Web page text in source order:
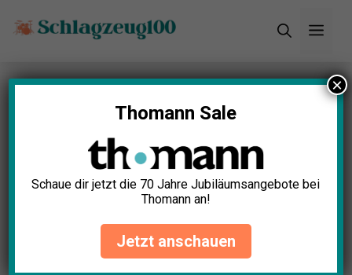
Inhalt
Startseite»Blog»Schlagzeug Rims Test: Die 5
besten (Bestenliste)
Schlagzeug Rims Test: Die 5
besten (Bestenliste)
April 24, 2025
Thomann Sale
Schaue dir jetzt die 70 Jahre Jubiläumsangebote bei
Thomann an!
Jetzt anschauen
×